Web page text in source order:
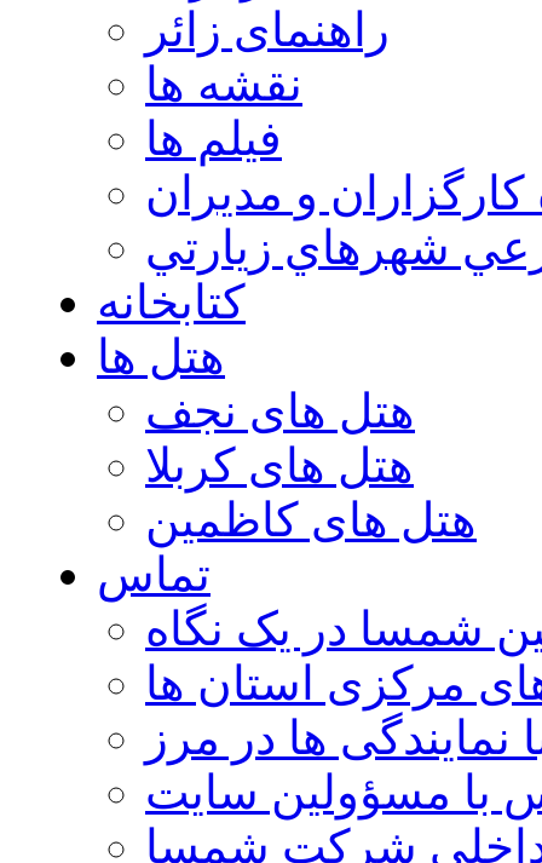
راهنمای زائر
نقشه ها
فیلم ها
كارگزاران و مديران
شهرهاي زيارتي
کتابخانه
هتل ها
هتل های نجف
هتل های کربلا
هتل های کاظمین
تماس
شمسا در یک نگاه
مرکزی استان ها
نمایندگی ها در مرز
با مسؤولین سایت
شرکت شمسا